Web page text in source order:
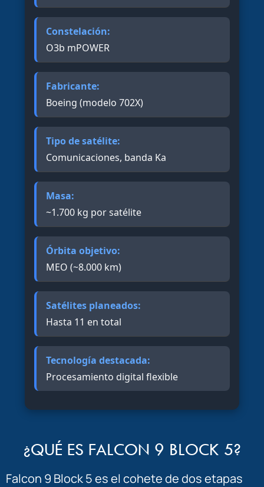
Constelación:
O3b mPOWER
Fabricante:
Boeing (modelo 702X)
Tipo de satélite:
Comunicaciones, banda Ka
Masa:
~1.700 kg por satélite
Órbita objetivo:
MEO (~8.000 km)
Satélites planeados:
Hasta 11 en total
Tecnología destacada:
Procesamiento digital flexible
¿QUÉ ES FALCON 9 BLOCK 5?
Falcon 9 Block 5 es el cohete de dos etapas